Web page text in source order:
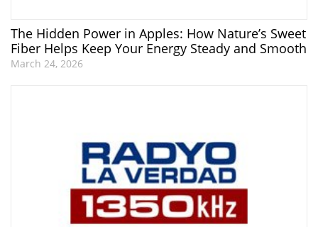
The Hidden Power in Apples: How Nature’s Sweet
Fiber Helps Keep Your Energy Steady and Smooth
March 24, 2026